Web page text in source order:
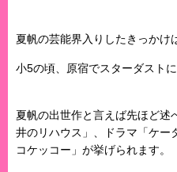
夏帆の芸能界入りしたきっかけ
小5の頃、原宿でスターダスト
夏帆の出世作と言えば先ほど述
井のリハウス」、ドラマ「ケー
コケッコー」が挙げられます。